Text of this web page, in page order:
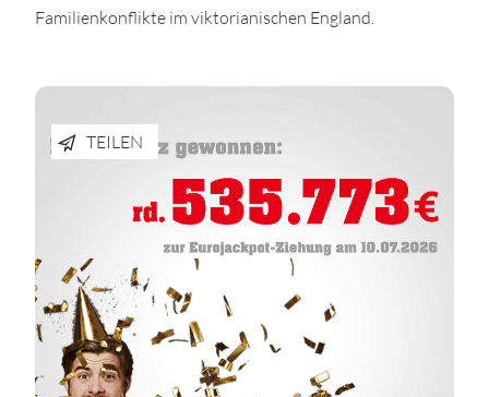
Familienkonflikte im viktorianischen England.
TEILEN